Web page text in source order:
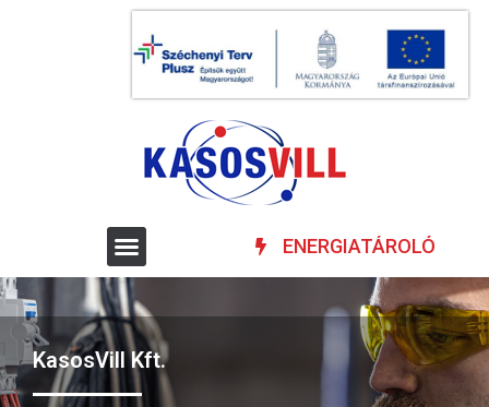
ENERGIATÁROLÓ
KasosVill Kft.